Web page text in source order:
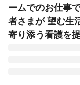
ームでのお仕事
者さまが 望む生
寄り添う看護を